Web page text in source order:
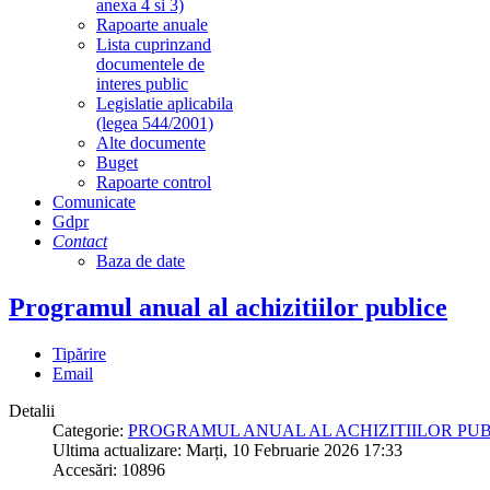
anexa 4 si 3)
Rapoarte anuale
Lista cuprinzand
documentele de
interes public
Legislatie aplicabila
(legea 544/2001)
Alte documente
Buget
Rapoarte control
Comunicate
Gdpr
Contact
Baza de date
Programul anual al achizitiilor publice
Tipărire
Email
Detalii
Categorie: PROGRAMUL ANUAL AL ACHIZITIILOR
Ultima actualizare: Marți, 10 Februarie 2026 17:33
Accesări: 10896